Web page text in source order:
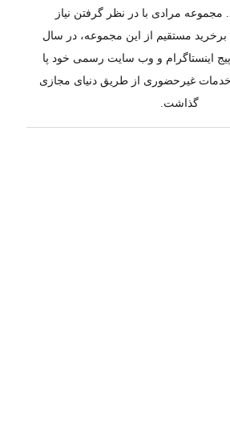
مجموعه مرادی با در نظر گرفتن نیاز
مستقیم از این مجموعه، در سال
کار پیج اینستاگرام و وب سایت رسمی خود پا
غیرحضوری از طریق دنیای مجازی
گذاشت.